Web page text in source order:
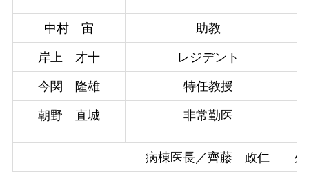
中村 宙
助教
岸上 才十
レジデント
今関 隆雄
特任教授
朝野 直城
非常勤医
病棟医長／齊藤 政仁